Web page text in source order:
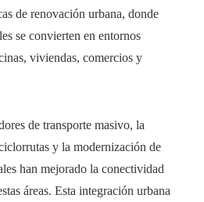
de renovación urbana, donde
se convierten en entornos
viviendas, comercios y
de transporte masivo, la
y la modernización de
han mejorado la conectividad
áreas. Esta integración urbana